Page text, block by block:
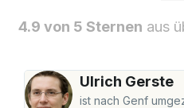
4.9 von 5 Sternen aus
Ulrich Gerste
ist nach Genf